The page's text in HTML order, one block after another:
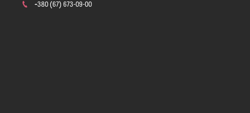
+380 (67) 673-09-00